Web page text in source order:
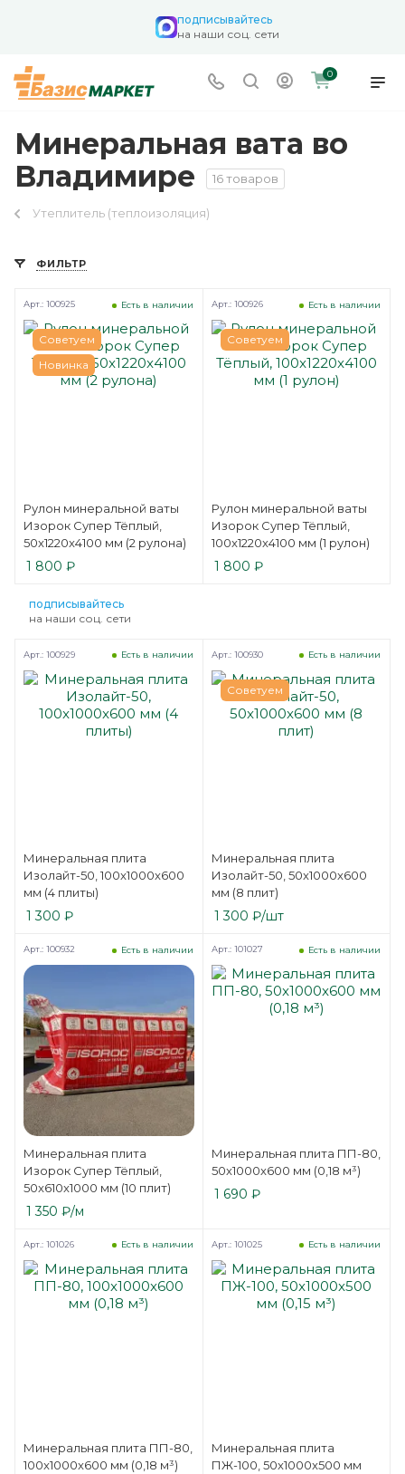
подписывайтесь
на наши соц. сети
0
Минеральная вата во
Владимире
16 товаров
Утеплитель (теплоизоляция)
ФИЛЬТР
Советуем
Новинка
Рулон минеральной ваты
Изорок Супер Тёплый,
50x1220x4100 мм (2 рулона)
Есть в наличии
Арт.: 100925
1 800 ₽
Советуем
Рулон минеральной ваты
Изорок Супер Тёплый,
100x1220x4100 мм (1 рулон)
Есть в наличии
Арт.: 100926
1 800 ₽
подписывайтесь
на наши соц. сети
Минеральная плита
Изолайт-50, 100x1000x600
мм (4 плиты)
Есть в наличии
Арт.: 100929
1 300 ₽
Советуем
Минеральная плита
Изолайт-50, 50x1000x600
мм (8 плит)
Есть в наличии
Арт.: 100930
1 300 ₽/шт
Минеральная плита
Изорок Супер Тёплый,
50x610x1000 мм (10 плит)
Есть в наличии
Арт.: 100932
1 350 ₽/м
Минеральная плита ПП-80,
50x1000x600 мм (0,18 м³)
Есть в наличии
Арт.: 101027
1 690 ₽
Минеральная плита ПП-80,
100x1000x600 мм (0,18 м³)
Есть в наличии
Арт.: 101026
Минеральная плита
ПЖ-100, 50x1000x500 мм
Есть в наличии
Арт.: 101025